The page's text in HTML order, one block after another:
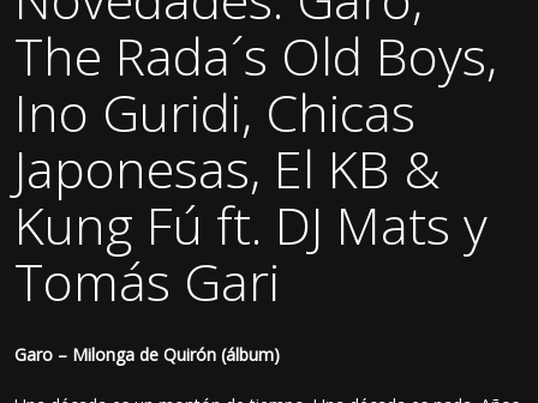
The Rada´s Old Boys,
Ino Guridi, Chicas
Japonesas, El KB &
Kung Fú ft. DJ Mats y
Tomás Gari
Garo – Milonga de Quirón (álbum)